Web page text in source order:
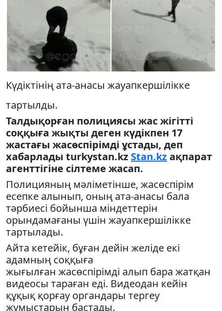
Күдіктінің ата-анасы жауапкершілікке
тартылды.
Талдықорған полициясы жас жігітті
соққыға жықты деген күдікпен 17
жастағы жасөспірімді ұстады, деп
хабарлады turkystan.kz Stan.kzақпарат
агенттігіне сілтеме жасап.
Полицияның мәліметінше, жасөспірім
есепке алынып, оның ата-анасы бала
тәрбиесі бойынша міндеттерін
орындамағаны үшін жауапкершілікке
тартылады.
Айта кетейік, бұған дейін желіде екі
адамның соққыға
жығылған жасөспірімді алып бара жатқан
видеосы тараған еді. Видеодан кейін
құқық қорғау органдары тергеу
жұмыстарын бастады.